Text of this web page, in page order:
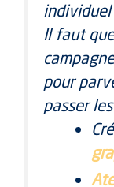
Il faut
pour
passer